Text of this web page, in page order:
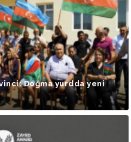
Doğma yurdda yeni